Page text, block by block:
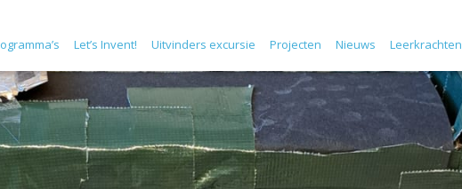
Let’s Invent! Uitvinders excursie Projecten Nieuws Leerkrachten